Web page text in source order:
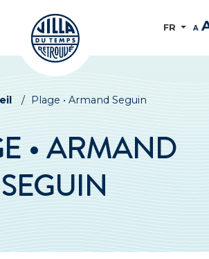
FR A
/ Plage • Armand Seguin
• ARMAND
SEGUIN